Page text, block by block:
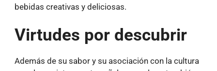
bebidas creativas y deliciosas.
Virtudes por descubrir
Además de su sabor y su asociación con la cultura